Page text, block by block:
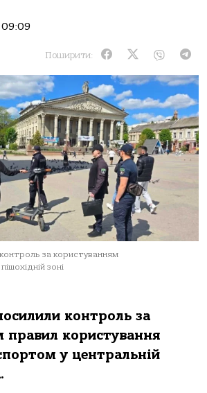
Поширити:
за користуванням
зоні
контроль за
користування
у центральній